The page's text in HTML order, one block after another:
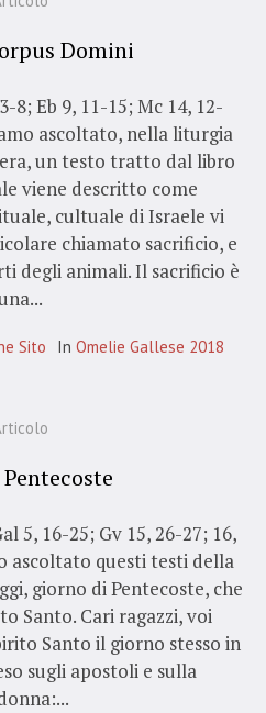
Domini
8; Eb 9, 11-15; Mc 14, 12-
ascoltato, nella liturgia
un testo tratto dal libro
viene descritto come
cultuale di Israele vi
chiamato sacrificio, e
degli animali. Il sacrificio è
Sito In Omelie Gallese 2018
5, 16-25; Gv 15, 26-27; 16,
ascoltato questi testi della
giorno di Pentecoste, che
Santo. Cari ragazzi, voi
Santo il giorno stesso in
sugli apostoli e sulla